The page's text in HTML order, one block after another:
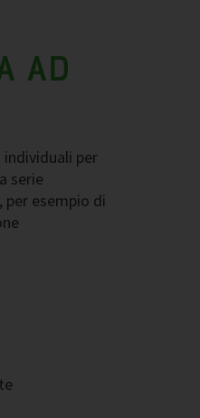
AD
individuali per
serie
esempio di